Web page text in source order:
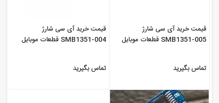
قیمت خرید آی سی شارژ
SMB1351-005 قطعات موبایل
تماس بگیرید
قیمت خرید آی سی شارژ
SMB1351-004 قطعات موبایل
تماس بگیرید